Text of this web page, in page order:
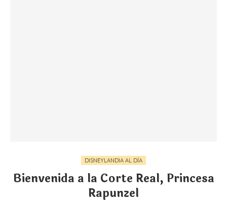
DISNEYLANDIA AL DÍA
Bienvenida a la Corte Real, Princesa
Rapunzel